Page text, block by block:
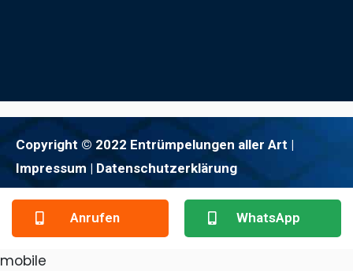
Copyright © 2022 Entrümpelungen aller Art |
Impressum | Datenschutzerklärung
Anrufen WhatsApp